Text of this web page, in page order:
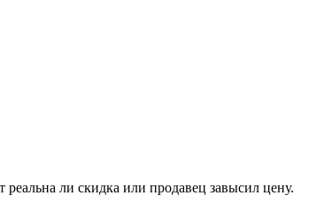
реальна ли скидка или продавец завысил цену.